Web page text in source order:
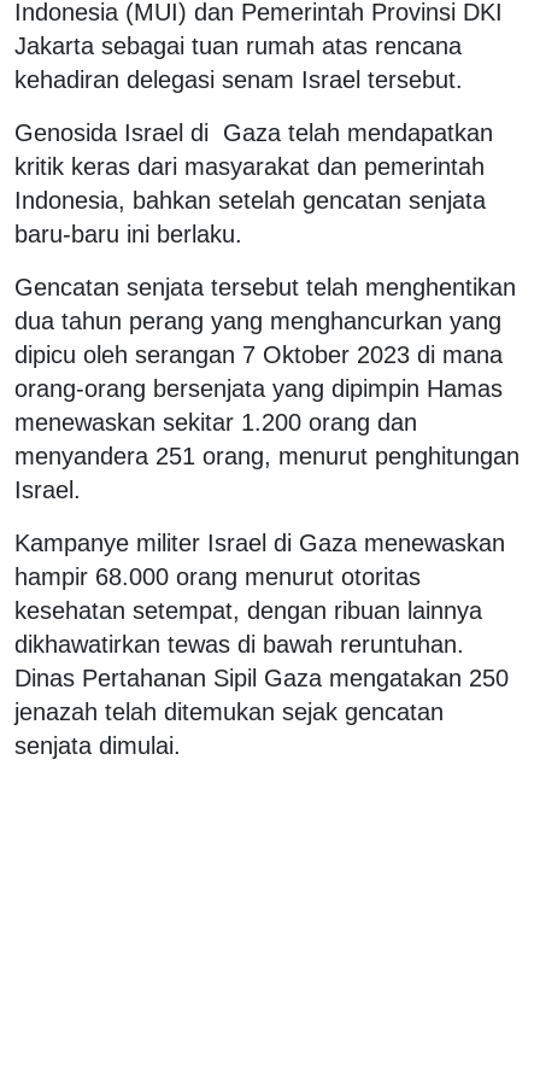
Indonesia (MUI) dan Pemerintah Provinsi DKI
Jakarta sebagai tuan rumah atas rencana
kehadiran delegasi senam Israel tersebut.
Genosida Israel di Gaza telah mendapatkan
kritik keras dari masyarakat dan pemerintah
Indonesia, bahkan setelah gencatan senjata
baru-baru ini berlaku.
Gencatan senjata tersebut telah menghentikan
dua tahun perang yang menghancurkan yang
dipicu oleh serangan 7 Oktober 2023 di mana
orang-orang bersenjata yang dipimpin Hamas
menewaskan sekitar 1.200 orang dan
menyandera 251 orang, menurut penghitungan
Israel.
Kampanye militer Israel di Gaza menewaskan
hampir 68.000 orang menurut otoritas
kesehatan setempat, dengan ribuan lainnya
dikhawatirkan tewas di bawah reruntuhan.
Dinas Pertahanan Sipil Gaza mengatakan 250
jenazah telah ditemukan sejak gencatan
senjata dimulai.